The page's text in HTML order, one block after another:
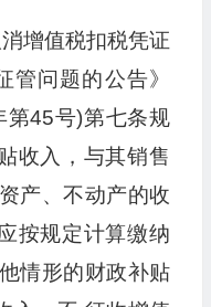
增值税扣税凭证
问题的公告》
第45号)第七条规
收入，与其销售
产、不动产的收
按规定计算缴纳
情形的财政补贴